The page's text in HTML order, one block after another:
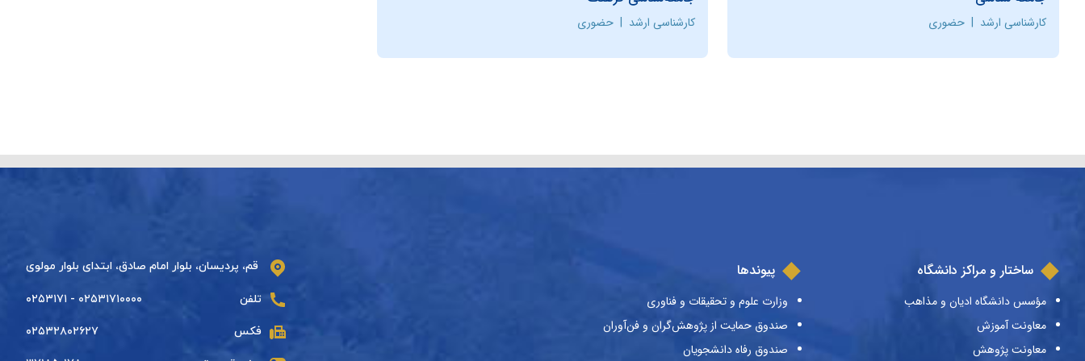
کارشناسی ارشد | حضوری کارشناسی ارشد | حضوری
ساختار و مراکز دانشگاه
مؤسس دانشگاه ادیان و مذاهب
معاونت آموزش
معاونت پژوهش
پیوندها
وزارت علوم و تحقیقات و فناوری
صندوق حمایت از پژوهش‌گران و فن‌آوران
صندوق رفاه دانشجویان
قم، پردیسان، بلوار امام صادق، ابتدای بلوار مولوی
تلفن ۰۲۵۳۱۷۱۰۰۰۰ - ۰۲۵۳۱۷۱
فکس ۰۲۵۳۲۸۰۲۶۲۷